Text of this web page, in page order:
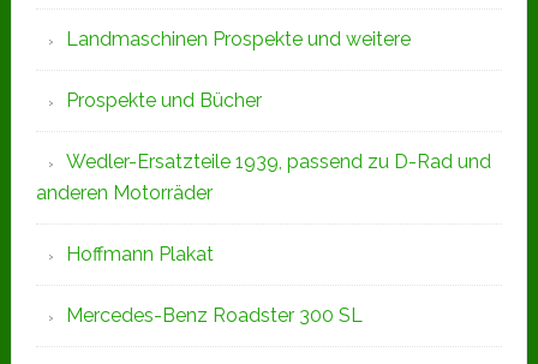
Landmaschinen Prospekte und weitere
Prospekte und Bücher
Wedler-Ersatzteile 1939, passend zu D-Rad und
anderen Motorräder
Hoffmann Plakat
Mercedes-Benz Roadster 300 SL